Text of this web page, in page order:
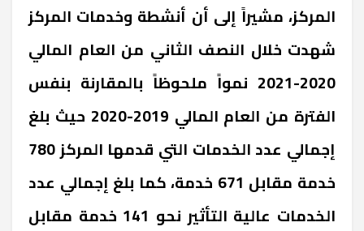
المركز، مشيراً إلى أن أنشطة وخدمات المركز
شهدت خلال النصف الثاني من العام المالي
2020-2021 نمواً ملحوظاً بالمقارنة بنفس
الفترة من العام المالي 2019-2020 حيث بلغ
إجمالي عدد الخدمات التي قدمها المركز 780
خدمة مقابل 671 خدمة، كما بلغ إجمالي عدد
الخدمات عالية التأثير نحو 141 خدمة مقابل